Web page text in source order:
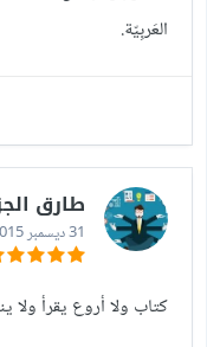
العَربِيّة.
طارق
31 ديسمبر 2015
كتاب ولا أروع يقرأ ولا